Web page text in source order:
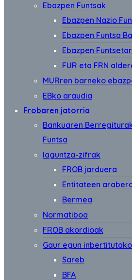
Ebazpen Funtsak
Ebazpen Nazio
Ebazpen Funtsa
Ebazpen
FUR eta FRN
MURren barneko
EBko araudia
Frobaren jatorria
Bankuaren
Funtsa
laguntza-zifrak
FROB jarduera
Entitateen
Bermea
Normatiboa
FROB akordioak
Gaur egun
Sareb
BFA